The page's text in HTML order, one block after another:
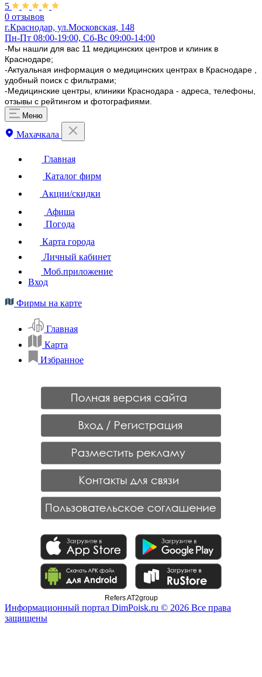
5
0 отзывов
г.Краснодар, ул.Московская, 148
Пн-Пт 08:00-19:00, Сб-Вс 09:00-14:00
-Мы нашли для вас 11 медицинских центров и клиник в
Краснодаре;
-Актуальная информация о медицинских центрах в Краснодаре ,
удобный поиск с фильтрами;
-Медицинские центры, клиники Краснодара - адреса, телефоны,
отзывы с рейтингом и фотографиями.
Меню
Махачкала
Главная
Каталог фирм
Акции/скидки
Афиша
Погода
Карта города
Личный кабинет
Моб.приложение
Вход
Фирмы на карте
Главная
Карта
Избранное
Refers AT2group
Информационный портал DimPoisk.ru © 2026 Все права
защищены